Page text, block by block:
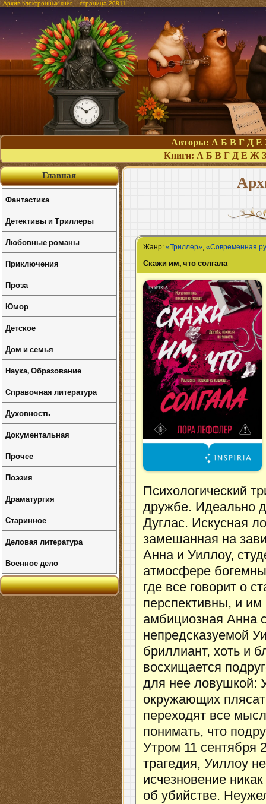
Архив электронных книг – страница 20811
Авторы: А Б В Г Д Е
Книги: А Б В Г Д Е Ж З
Жанр:«Триллер»,«Современная
Скажи им, что солгала
Психологический
дружбе. Идеально
Дуглас. Искусная
замешанная на
Анна и Уиллоу,
атмосфере
где все говорит о
перспективны, и
амбициозная Анна
непредсказуемой
бриллиант, хоть и
восхищается
для нее ловушкой:
окружающих
переходят все
понимать, что
Утром 11 сентября
трагедия, Уиллоу
исчезновение
об убийстве.
Главная
Фантастика
Детективы и Триллеры
Любовные романы
Приключения
Проза
Юмор
Детское
Дом и семья
Наука, Образование
Справочная литература
Духовность
Документальная
Прочее
Поэзия
Драматургия
Старинное
Деловая литература
Военное дело